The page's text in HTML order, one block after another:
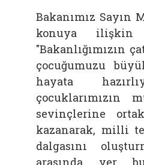
Bakanımız Sayın
konuya ilişkin
"Bakanlığımızın
çocuğumuzu
hayata
çocuklarımızın
sevinçlerine
kazanarak, milli
dalgasını
arasında yer